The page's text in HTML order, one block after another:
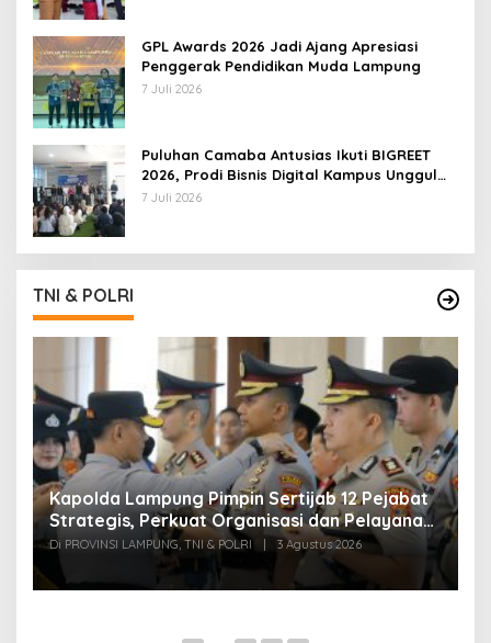
GPL Awards 2026 Jadi Ajang Apresiasi
Penggerak Pendidikan Muda Lampung
7 Juli 2026
Puluhan Camaba Antusias Ikuti BIGREET
2026, Prodi Bisnis Digital Kampus Unggul
IIB Darmajaya Hadirkan Deretan
7 Juli 2026
TNI & POLRI
Kapolda Lampung Pimpin Sertijab 12 Pejabat
Strategis, Perkuat Organisasi dan Pelayanan
Polri Presisi
Di PROVINSI LAMPUNG, TNI & POLRI | 3 Agustus 2026